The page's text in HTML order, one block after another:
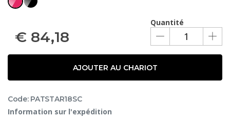
Quantité
€ 84,18
AJOUTER AU CHARIOT
Code: PATSTAR18SC
Information sur l'expédition